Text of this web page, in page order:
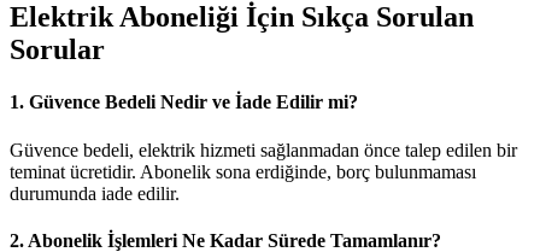
Elektrik Aboneliği İçin Sıkça Sorulan
Sorular
1. Güvence Bedeli Nedir ve İade Edilir mi?
Güvence bedeli, elektrik hizmeti sağlanmadan önce talep edilen bir
teminat ücretidir. Abonelik sona erdiğinde, borç bulunmaması
durumunda iade edilir.
2. Abonelik İşlemleri Ne Kadar Sürede Tamamlanır?